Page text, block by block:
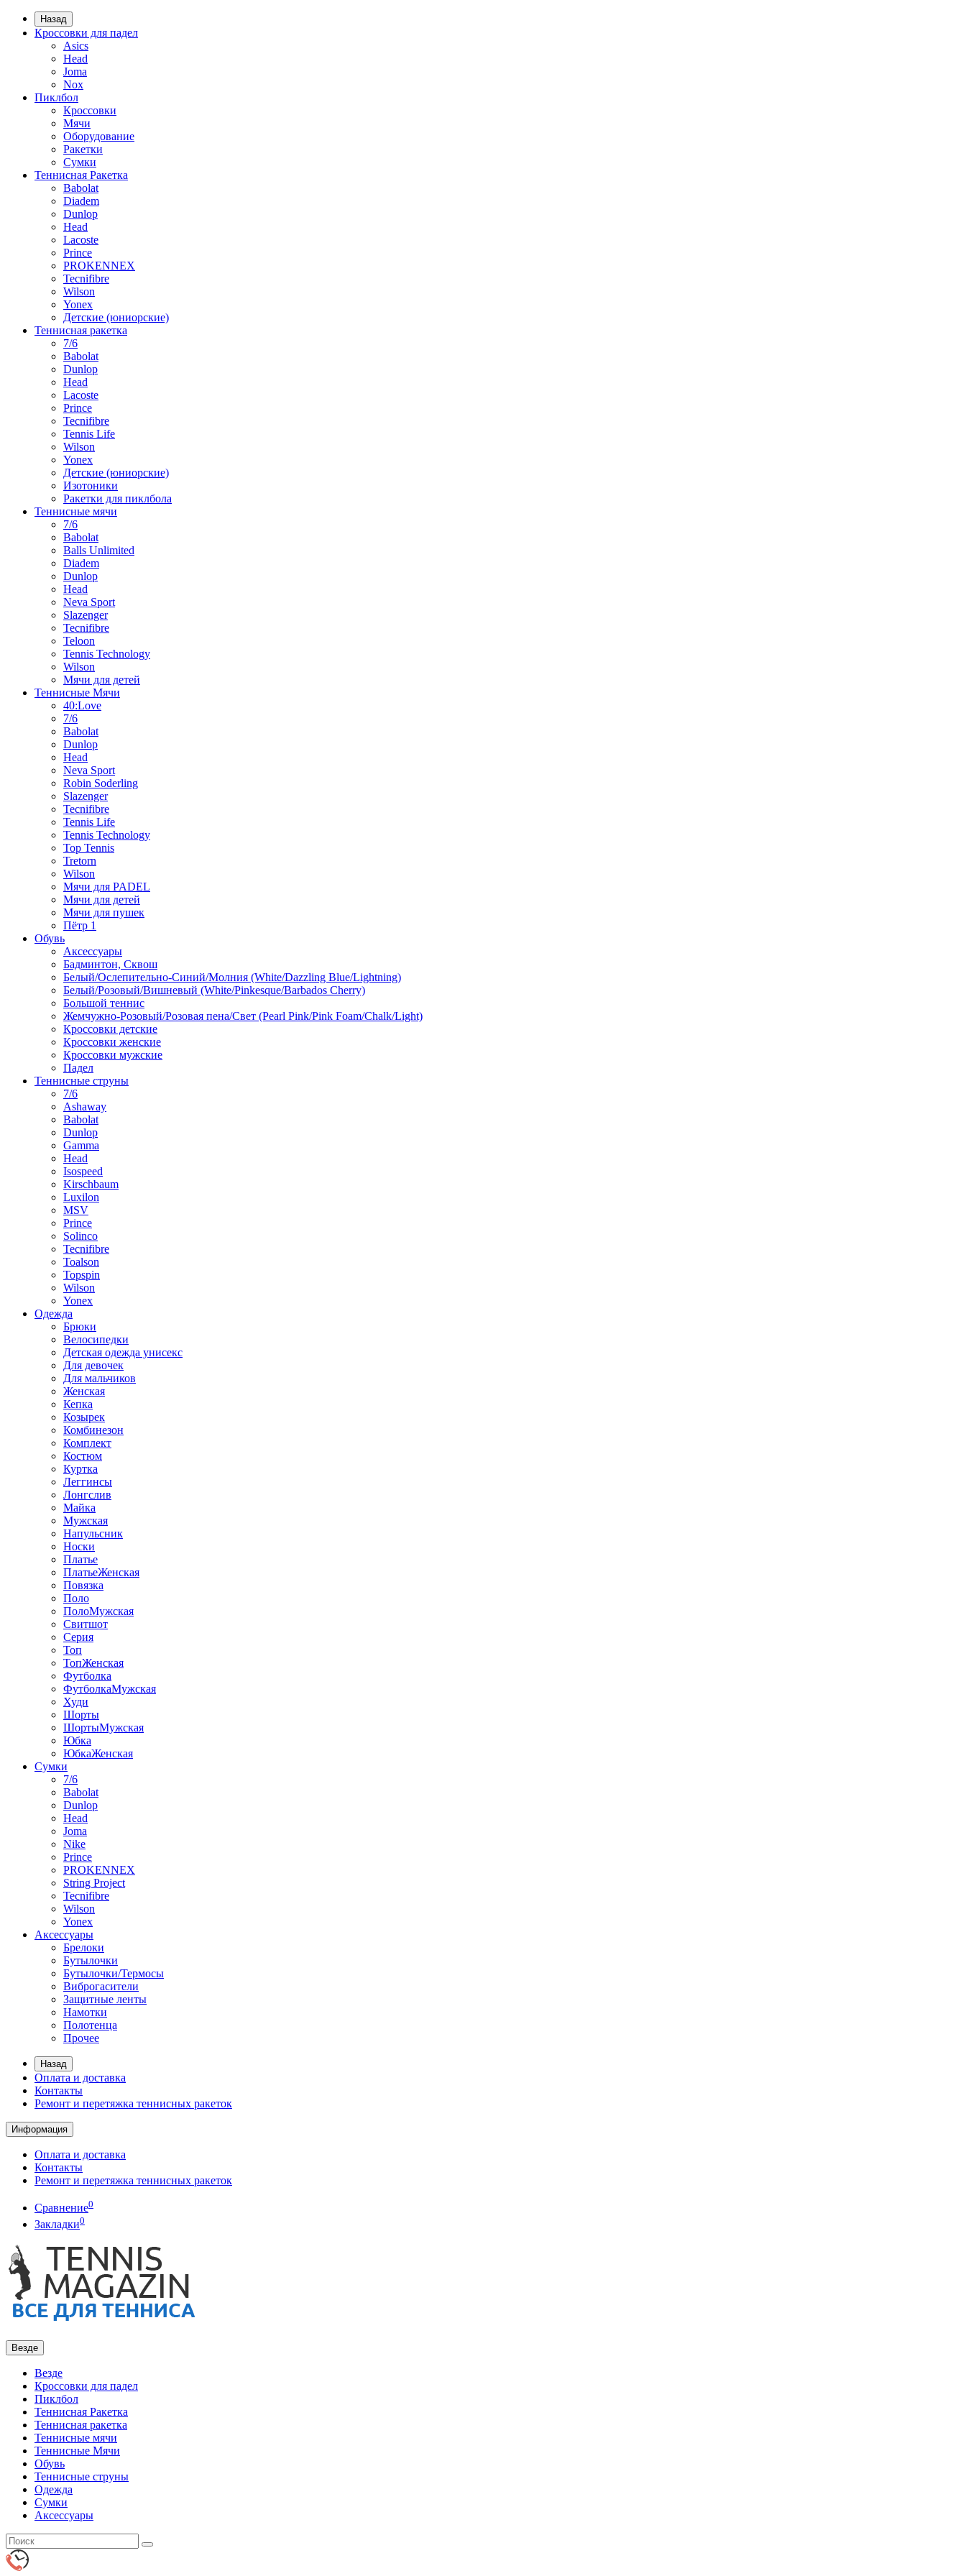
Назад
Кроссовки для падел
Asics
Head
Joma
Nox
Пиклбол
Кроссовки
Мячи
Оборудование
Ракетки
Сумки
Теннисная Ракетка
Babolat
Diadem
Dunlop
Head
Lacoste
Prince
PROKENNEX
Tecnifibre
Wilson
Yonex
Детские (юниорские)
Теннисная ракетка
7/6
Babolat
Dunlop
Head
Lacoste
Prince
Tecnifibre
Tennis Life
Wilson
Yonex
Детские (юниорские)
Изотоники
Ракетки для пиклбола
Теннисные мячи
7/6
Babolat
Balls Unlimited
Diadem
Dunlop
Head
Neva Sport
Slazenger
Tecnifibre
Teloon
Tennis Technology
Wilson
Мячи для детей
Теннисные Мячи
40:Love
7/6
Babolat
Dunlop
Head
Neva Sport
Robin Soderling
Slazenger
Tecnifibre
Tennis Life
Tennis Technology
Top Tennis
Tretorn
Wilson
Мячи для PADEL
Мячи для детей
Мячи для пушек
Пётр 1
Обувь
Аксессуары
Бадминтон, Сквош
Белый/Ослепительно-Синий/Молния (White/Dazzling Blue/Lightning)
Белый/Розовый/Вишневый (White/Pinkesque/Barbados Cherry)
Большой теннис
Жемчужно-Розовый/Розовая пена/Свет (Pearl Pink/Pink Foam/Chalk/Light)
Кроссовки детские
Кроссовки женские
Кроссовки мужские
Падел
Теннисные струны
7/6
Ashaway
Babolat
Dunlop
Gamma
Head
Isospeed
Kirschbaum
Luxilon
MSV
Prince
Solinco
Tecnifibre
Toalson
Topspin
Wilson
Yonex
Одежда
Брюки
Велосипедки
Детская одежда унисекс
Для девочек
Для мальчиков
Женская
Кепка
Козырек
Комбинезон
Комплект
Костюм
Куртка
Леггинсы
Лонгслив
Майка
Мужская
Напульсник
Носки
Платье
ПлатьеЖенская
Повязка
Поло
ПолоМужская
Свитшот
Серия
Топ
ТопЖенская
Футболка
ФутболкаМужская
Худи
Шорты
ШортыМужская
Юбка
ЮбкаЖенская
Сумки
7/6
Babolat
Dunlop
Head
Joma
Nike
Prince
PROKENNEX
String Project
Tecnifibre
Wilson
Yonex
Аксессуары
Брелоки
Бутылочки
Бутылочки/Термосы
Виброгасители
Защитные ленты
Намотки
Полотенца
Прочее
Назад
Оплата и доставка
Контакты
Ремонт и перетяжка теннисных ракеток
Информация
Оплата и доставка
Контакты
Ремонт и перетяжка теннисных ракеток
Сравнение0
Закладки0
Везде
Везде
Кроссовки для падел
Пиклбол
Теннисная Ракетка
Теннисная ракетка
Теннисные мячи
Теннисные Мячи
Обувь
Теннисные струны
Одежда
Сумки
Аксессуары